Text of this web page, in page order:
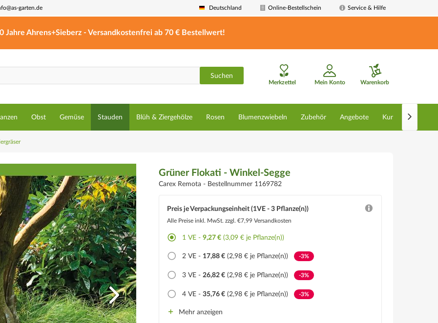
garten.de Deutschland Online-Bestellschein Service & Hilfe
Jahre Ahrens+Sieberz - Versandkostenfrei ab 70 € Bestellwert!
Suchen
Merkzettel Mein Konto Warenkorb
Obst Gemüse Stauden Blüh & Ziergehölze Rosen Blumenzwiebeln Zubehör Angebote Kunstpflanzen

Grüner Flokati - Winkel-Segge
Carex Remota - Bestellnummer 1169782
Preis je Verpackungseinheit (1VE - 3 Pflanze(n))
Alle Preise inkl. MwSt.zzgl. €7,99 Versandkosten
1 VE -9,27 € (3,09 € je Pflanze(n))
2 VE - 17,88 € (2,98 € je Pflanze(n)) -3%
3 VE -26,82 € (2,98 € je Pflanze(n)) -3%
4 VE -35,76 € (2,98 € je Pflanze(n)) -3%
Mehr anzeigen